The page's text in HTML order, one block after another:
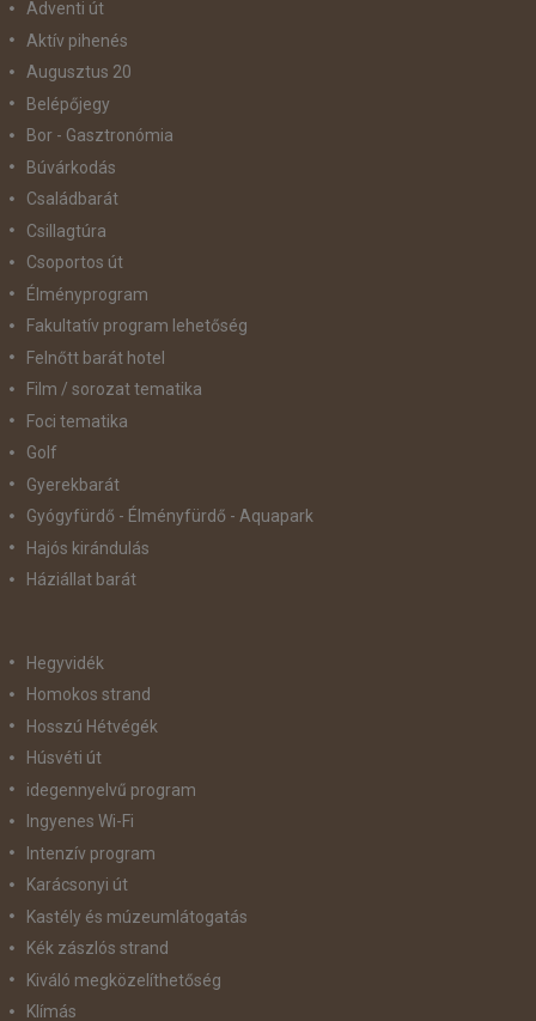
Adventi út
Aktív pihenés
Augusztus 20
Belépőjegy
Bor - Gasztronómia
Búvárkodás
Családbarát
Csillagtúra
Csoportos út
Élményprogram
Fakultatív program lehetőség
Felnőtt barát hotel
Film / sorozat tematika
Foci tematika
Golf
Gyerekbarát
Gyógyfürdő - Élményfürdő - Aquapark
Hajós kirándulás
Háziállat barát
Hegyvidék
Homokos strand
Hosszú Hétvégék
Húsvéti út
idegennyelvű program
Ingyenes Wi-Fi
Intenzív program
Karácsonyi út
Kastély és múzeumlátogatás
Kék zászlós strand
Kiváló megközelíthetőség
Klímás